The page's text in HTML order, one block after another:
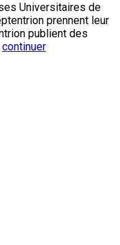
Universitaires de
prennent leur
publient des
continuer